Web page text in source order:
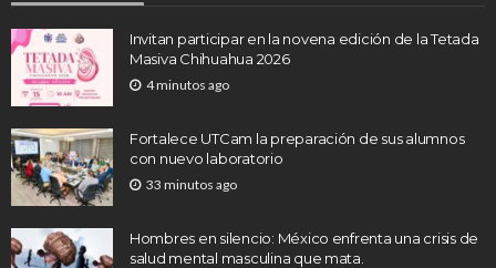
Invitan participar en la novena edición de la Tetada
Masiva Chihuahua 2026
4 minutos ago
Fortalece UTCam la preparación de sus alumnos
con nuevo laboratorio
33 minutos ago
Hombres en silencio: México enfrenta una crisis de
salud mental masculina que mata.